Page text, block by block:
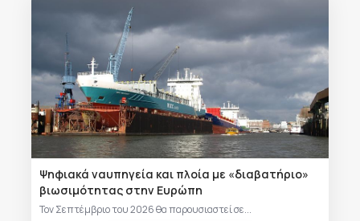
Ψηφιακά ναυπηγεία και πλοία με «διαβατήριο»
βιωσιμότητας στην Ευρώπη
Τον Σεπτέμβριο του 2026 θα παρουσιαστεί σε...